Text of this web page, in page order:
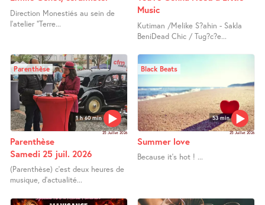
Direction Monestiés au sein de
l’atelier "Terre...
Music
Kutiman /Melike S?ahin - Sakla
BeniDead Chic / Tug?c?e...
1 h 60 min
Parenthèse
25 Juillet 2026
Parenthèse
Samedi 25 juil. 2026
(Parenthèse) c’est deux heures de
musique, d’actualité...
53 min
Black Beats
25 Juillet 2026
Summer love
Because it’s hot ! ...